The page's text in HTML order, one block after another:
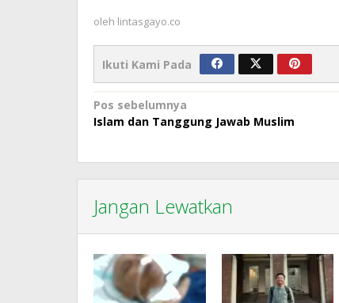
oleh lintasgayo.co
Ikuti Kami Pada
Navigasi
pos
Pos sebelumnya
Islam dan Tanggung Jawab Muslim
Jangan Lewatkan